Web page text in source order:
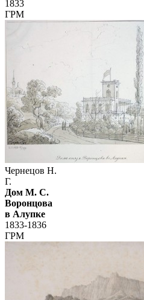
1833
ГРМ
Чернецов Н.
Г.
Дом М. С.
Воронцова
в Алупке
1833-1836
ГРМ